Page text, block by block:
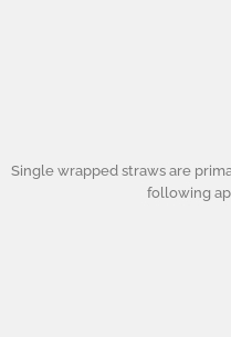
Single wrapped straws are
following